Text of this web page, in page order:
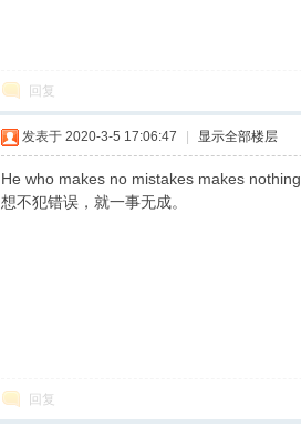
回复
发表于 2020-3-5 17:06:47 显示全部楼层
He who makes no mistakes makes nothing.
想不犯错误，就一事无成。
回复